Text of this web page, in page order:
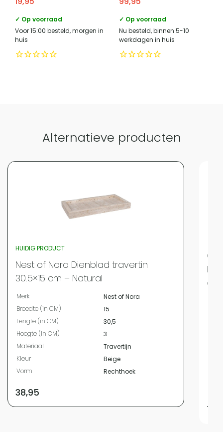
Vergelijk met alternatieven
✓ Op voorraad
Voor 15:00 besteld, morgen in
huis
✓ Op voorraad
Nu besteld, binnen 5-10
werkdagen in huis
Alternatieve producten
HUIDIG PRODUCT
Nest of Nora Dienblad travertin
30.5×15 cm – Natural
Merk
Nest of Nora
Breedte (in CM)
15
Lengte (in CM)
30,5
Hoogte (in CM)
3
Materiaal
Travertijn
Kleur
Beige
Vorm
Rechthoek
38,95
cm